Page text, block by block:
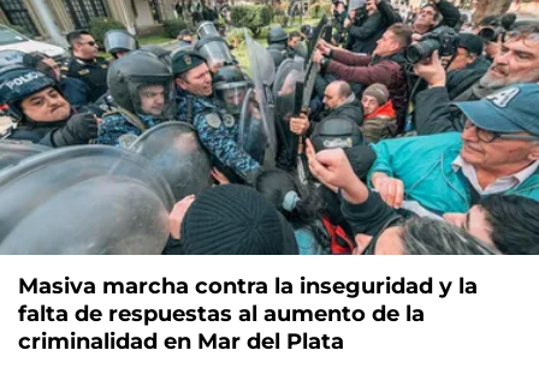
Masiva marcha contra la inseguridad y la
falta de respuestas al aumento de la
criminalidad en Mar del Plata